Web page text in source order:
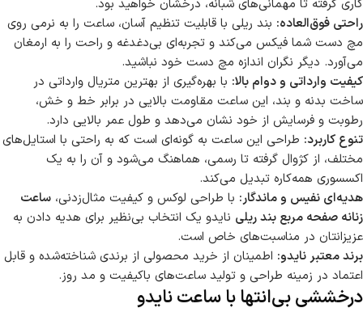
کاری گرفته تا مهمانی‌های شبانه، درخشان خواهید بود.
راحتی فوق‌العاده: بند ریلی با قابلیت تنظیم آسان، ساعت را به نرمی روی
مچ دست شما فیکس می‌کند و تجربه‌ای بی‌دغدغه و راحت را به ارمغان
می‌آورد. دیگر نگران اندازه مچ دست خود نباشید.
کیفیت وارداتی و دوام بالا: با بهره‌گیری از بهترین متریال وارداتی در
ساخت بدنه و بند، این ساعت مقاومت بالایی در برابر خط و خش،
رطوبت و فرسایش از خود نشان می‌دهد و طول عمر بالایی دارد.
تنوع کاربرد: طراحی این ساعت به گونه‌ای است که به راحتی با استایل‌های
مختلف، از کژوال گرفته تا رسمی، هماهنگ می‌شود و آن را به یک
اکسسوری همه‌کاره تبدیل می‌کند.
هدیه‌ای نفیس و ماندگار: با طراحی لوکس و کیفیت مثال‌زدنی، ساعت
زنانه صفحه مربع بند ریلی نایدو یک انتخاب بی‌نظیر برای هدیه دادن به
عزیزانتان در مناسبت‌های خاص است.
برند معتبر نایدو: اطمینان از خرید محصولی از برندی شناخته‌شده و قابل
اعتماد در زمینه طراحی و تولید ساعت‌های باکیفیت و مد روز.
درخششی بی‌انتها با ساعت نایدو